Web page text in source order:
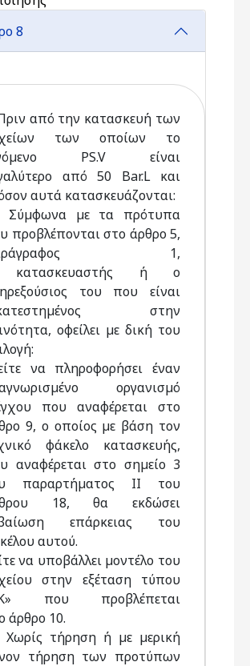
8
από την κατασκευή των
των οποίων το
PS.V είναι
από 50 Bar.L και
αυτά κατασκευάζονται:
Σύµφωνα µε τα πρότυπα
προβλέπονται στο άρθρο 5,
1,
ή ο
του που είναι
στην
οφείλει µε δική του
να πληροφορήσει έναν
οργανισµό
που αναφέρεται στο
9, ο οποίος µε βάση τον
φάκελο κατασκευής,
αναφέρεται στο σηµείο 3
παραρτήµατος ΙΙ του
18, θα εκδώσει
επάρκειας του
αυτού.
να υποβάλλει µοντέλο του
στην εξέταση τύπου
που προβλέπεται
άρθρο 10.
Χωρίς τήρηση ή µε µερική
τήρηση των προτύπων